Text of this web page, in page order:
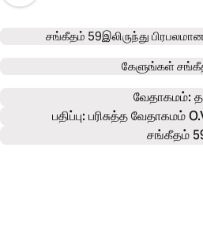
சங்கீதம் 59இலிருந்து
கேளுங்கள்
வேதாகமம்:
பதிப்பு: பரிசுத்த வேதாகமம்
சங்கீதம்